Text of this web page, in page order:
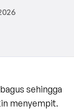
sehingga
menyempit.